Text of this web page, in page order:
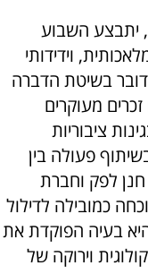
יתבצע השבוע
וידידותי
בשיטת הדברה
מעוקרים
ציבוריות
פעולה בין
לפק וחברת
כמובילה לדילול
בעיה הפוקדת את
וירוקה של